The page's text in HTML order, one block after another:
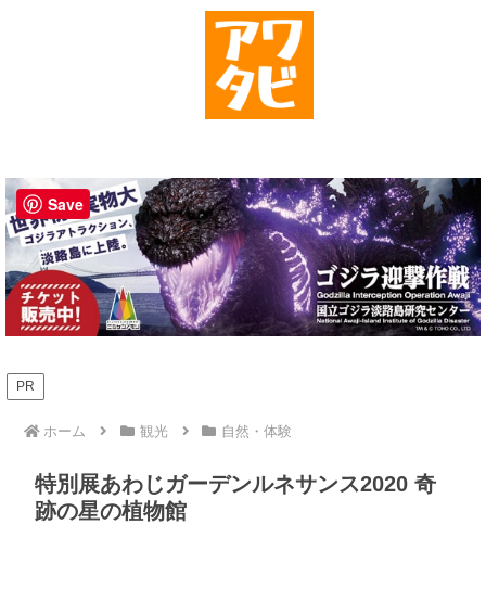
PR
ホーム 観光 自然・体験
特別展あわじガーデンルネサンス2020 奇
跡の星の植物館
Save